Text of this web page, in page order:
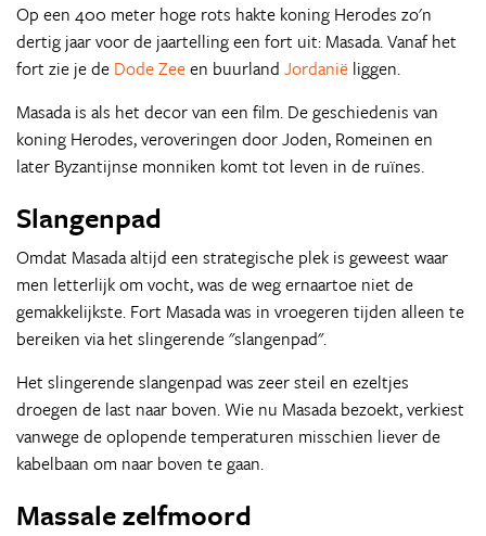
Op een 400 meter hoge rots hakte koning Herodes zo'n
dertig jaar voor de jaartelling een fort uit: Masada. Vanaf het
fort zie je de Dode Zeeen buurland Jordanië liggen.
Masada is als het decor van een film. De geschiedenis van
koning Herodes, veroveringen door Joden, Romeinen en
later Byzantijnse monniken komt tot leven in de ruïnes.
Slangenpad
Omdat Masada altijd een strategische plek is geweest waar
men letterlijk om vocht, was de weg ernaartoe niet de
gemakkelijkste. Fort Masada was in vroegeren tijden alleen te
bereiken via het slingerende "slangenpad".
Het slingerende slangenpad was zeer steil en ezeltjes
droegen de last naar boven. Wie nu Masada bezoekt, verkiest
vanwege de oplopende temperaturen misschien liever de
kabelbaan om naar boven te gaan.
Massale zelfmoord